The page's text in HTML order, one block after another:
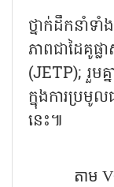
ថ្នាក់ដឹកនាំទ
ភាពជាដៃគូផ្
(JETP);រួម
ក្នុងការប្រមូ
នេះ៕
តាម